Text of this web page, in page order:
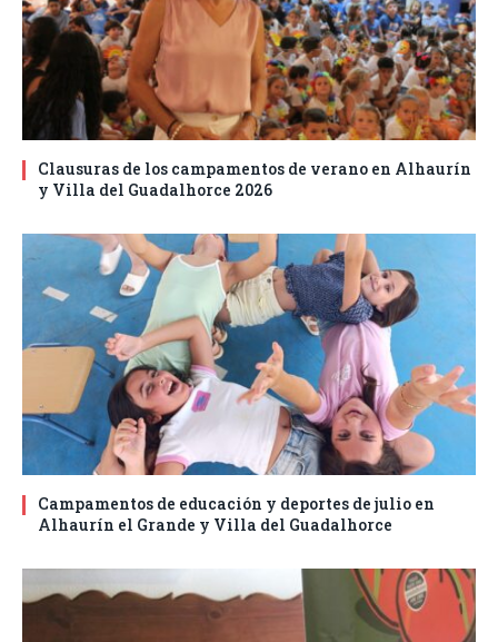
Clausuras de los campamentos de verano en Alhaurín
y Villa del Guadalhorce 2026
Campamentos de educación y deportes de julio en
Alhaurín el Grande y Villa del Guadalhorce